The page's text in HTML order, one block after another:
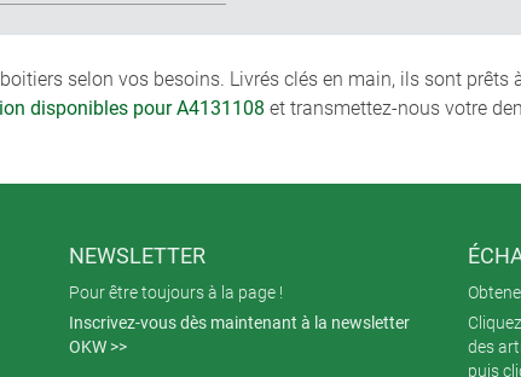
selon vos besoins. Livrés clés en main, ils sont prêts
disponibles pour A4131108 et transmettez-nous votre
NEWSLETTER
Pour être toujours à la page !
Inscrivez-vous dès maintenant à la newsletter
OKW >>
des
puis